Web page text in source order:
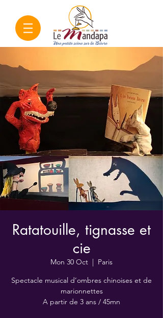
Ratatouille, tignasse et
cie
Mon 30 Oct
  |
Paris
Spectacle musical d’ombres chinoises et de
marionnettes
A partir de 3 ans / 45mn